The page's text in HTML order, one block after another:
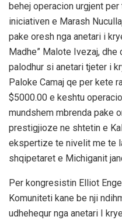
behej operacion urgjent
iniciativen e Marash
pake oresh nga anetari i
Madhe” Malote Ivezaj,
palodhur si anetari tjeter i
Paloke Camaj qe per kete
$5000.00 e keshtu
mundshem mbrenda pake
prestigjioze ne shtetin e
ekspertize te nivelit me te
shqipetaret e Michiganit
Per kongresistin Elliot
Komuniteti kane be nji
udhehequr nga anetari I